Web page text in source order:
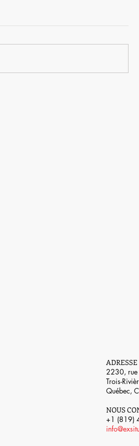
ADRESSE
2230, rue
Trois-
Québec,
NOUS
+1 (819)